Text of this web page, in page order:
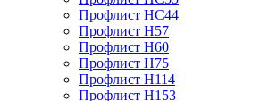
Профлист НС44
Профлист Н57
Профлист Н60
Профлист Н75
Профлист Н114
Профлист Н153